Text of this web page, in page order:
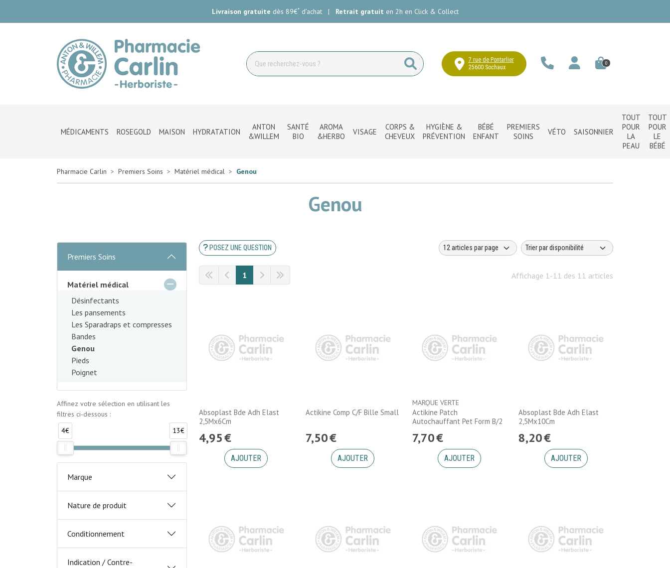
Livraison gratuite dès 89€*d’achat | Retrait gratuit en 2h en Click & Collect
Pharmacie Carlin Votre pharmacie en ligne à votre service
7 rue de Pontarlier
25600 Sochaux
0
MÉDICAMENTS ROSEGOLD MAISON HYDRATATION
ANTON
&WILLEM
SANTÉ
BIO
AROMA
&HERBO
VISAGE
CORPS &
CHEVEUX
HYGIÈNE &
PRÉVENTION
BÉBÉ
ENFANT
PREMIERS
SOINS
VÉTO SAISONNIER
TOUT
POUR
LA
PEAU
TOUT
POUR
LE
BÉBÉ
Pharmacie Carlin Premiers Soins Matériel médical Genou
Genou
POSEZ UNE QUESTION
Affichage 1-11 des 11 articles
1
Absoplast Bde Adh Elast
2,5Mx6Cm
4,95€
AJOUTER
Actikine Comp C/F Bille Small
7,50€
AJOUTER
MARQUE VERTE
Actikine Patch
Autochauffant Pet Form B/2
7,70€
AJOUTER
Absoplast Bde Adh Elast
2,5Mx10Cm
8,20€
AJOUTER
Premiers Soins
Matériel médical
Désinfectants
Les pansements
Les Sparadraps et compresses
Bandes
Genou
Pieds
Poignet
Affinez votre sélection en utilisant les
filtres ci-dessous :
4€
13€
Marque
Nature de produit
Conditionnement
Indication / Contre-